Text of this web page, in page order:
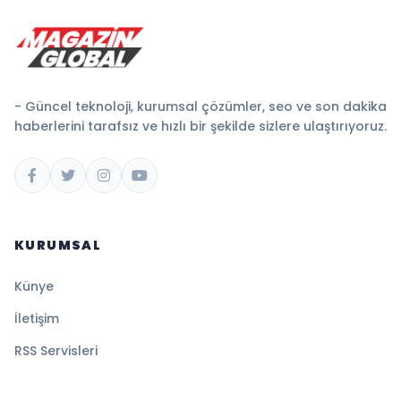
- Güncel teknoloji, kurumsal çözümler, seo ve son dakika
haberlerini tarafsız ve hızlı bir şekilde sizlere ulaştırıyoruz.
KURUMSAL
Künye
İletişim
RSS Servisleri